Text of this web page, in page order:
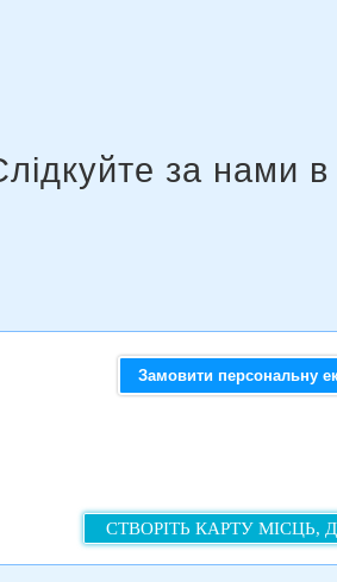
Замовити персональну
СТВОРІТЬ КАРТУ МІСЦЬ,